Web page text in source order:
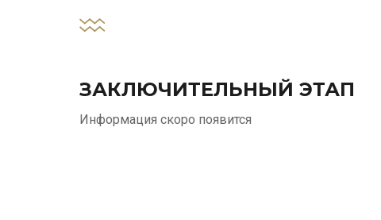
ЗАКЛЮЧИТЕЛЬНЫЙ ЭТАП
Информация скоро появится